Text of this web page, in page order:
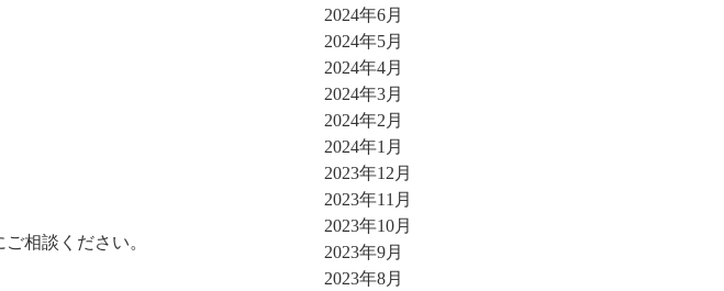
相談ください。
2024年6月
2024年5月
2024年4月
2024年3月
2024年2月
2024年1月
2023年12月
2023年11月
2023年10月
2023年9月
2023年8月